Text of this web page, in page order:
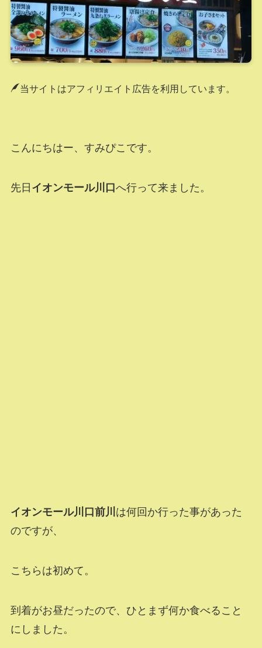
当サイトはアフィリエイト広告を利用しています。
こんにちはー、すみぴこです。
先日 イオンモール川口へ行って来ました。
イオンモール川口前川 は何回か行った事があった
のですが、
こちらは初めて。
到着がお昼だったので、ひとまず何か食べること
にしました。